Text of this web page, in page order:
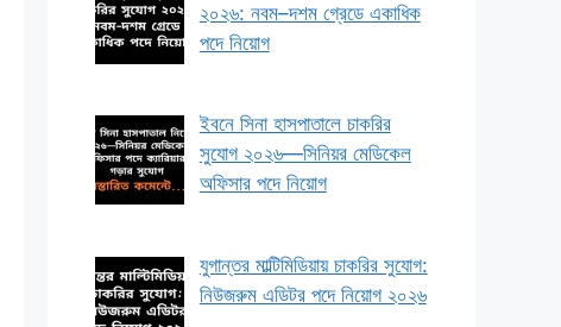
২০২৬: নবম–দশম গ্রেডে একাধিক
পদে নিয়োগ
ইবনে সিনা হাসপাতালে চাকরির
সুযোগ ২০২৬—সিনিয়র মেডিকেল
অফিসার পদে নিয়োগ
যুগান্তর মাল্টিমিডিয়ায় চাকরির সুযোগ:
নিউজরুম এডিটর পদে নিয়োগ ২০২৬